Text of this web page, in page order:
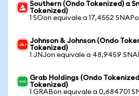
Southern (Ondo Tokenized) a
Tokenized)
1 SOon equivale a 17,4552
Johnson & Johnson (Ondo
Tokenized)
1 JNJon equivale a 48,9459
Grab Holdings (Ondo
Tokenized)
1 GRABon equivale a 0,684701